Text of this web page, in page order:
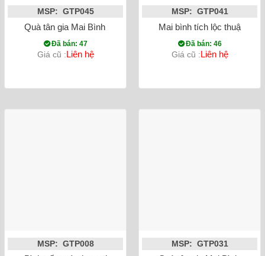
MSP: GTP045
Quà tân gia Mai Bình tích lộc Thuận buồm xuôi gió vẽ vàng
Đã bán: 47
Giá cũ :Liên hệ
MSP: GTP041
Mai bình tích lộc thuận
Đã bán: 46
Giá cũ :Liên hệ
MSP: GTP008 MSP: GTP031